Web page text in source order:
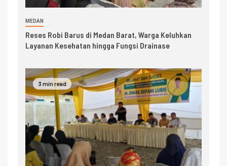
MEDAN
Reses Robi Barus di Medan Barat, Warga Keluhkan
Layanan Kesehatan hingga Fungsi Drainase
3 min read